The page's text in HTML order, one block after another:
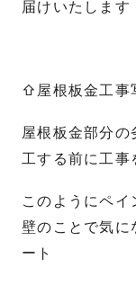
届けいたします
⇧屋根板金工事
屋根板金部分
工する前に工事
このようにペ
壁のことで気に
ート